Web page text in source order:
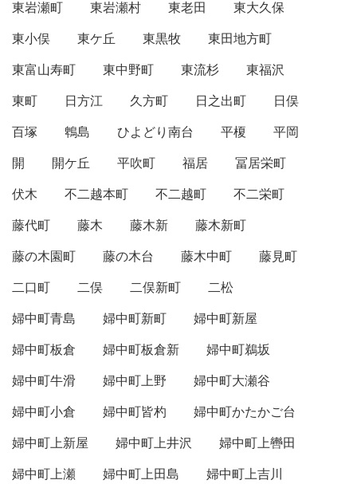
東岩瀬町 東岩瀬村 東老田
東大久保
東小俣
東ケ丘 東黒牧
東田地方町
東富山寿町
東中野町 東流杉
東福沢
東町
日方江 久方町 日之出町
日俣
百塚
鵯島 ひよどり南台 平榎
平岡
開
開ケ丘 平吹町 福居
冨居栄町
伏木
不二越本町 不二越町
不二栄町
藤代町
藤木 藤木新
藤木新町
藤の木園町
藤の木台 藤木中町
藤見町
二口町
二俣 二俣新町
二松
婦中町青島
婦中町新町
婦中町新屋
婦中町板倉
婦中町板倉新
婦中町鵜坂
婦中町牛滑
婦中町上野
婦中町大瀬谷
婦中町小倉
婦中町皆杓
婦中町かたかご台
婦中町上新屋
婦中町上井沢
婦中町上轡田
婦中町上瀬
婦中町上田島
婦中町上吉川